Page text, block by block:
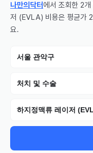
나만의닥터 에서 조회한 2개
저 (EVLA) 비용은 평균가
요.
서울 관악구
처치 및 수술
하지정맥류 레이저